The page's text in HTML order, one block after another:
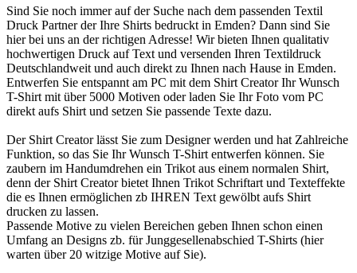
Sind Sie noch immer auf der Suche nach dem passenden Textil
Druck Partner der Ihre Shirts bedruckt in Emden? Dann sind Sie
hier bei uns an der richtigen Adresse! Wir bieten Ihnen qualitativ
hochwertigen Druck auf Text und versenden Ihren Textildruck
Deutschlandweit und auch direkt zu Ihnen nach Hause in Emden.
Entwerfen Sie entspannt am PC mit dem Shirt Creator Ihr Wunsch
T-Shirt mit über 5000 Motiven oder laden Sie Ihr Foto vom PC
direkt aufs Shirt und setzen Sie passende Texte dazu.
Der Shirt Creator lässt Sie zum Designer werden und hat Zahlreiche
Funktion, so das Sie Ihr Wunsch T-Shirt entwerfen können. Sie
zaubern im Handumdrehen ein Trikot aus einem normalen Shirt,
denn der Shirt Creator bietet Ihnen Trikot Schriftart und Texteffekte
die es Ihnen ermöglichen zb IHREN Text gewölbt aufs Shirt
drucken zu lassen.
Passende Motive zu vielen Bereichen geben Ihnen schon einen
Umfang an Designs zb. für Junggesellenabschied T-Shirts (hier
warten über 20 witzige Motive auf Sie).